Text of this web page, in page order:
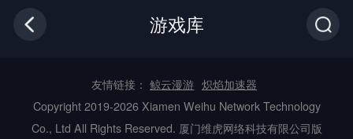
游戏库
友情链接： 鲸云漫游 炽焰加速器
Copyright 2019-2026 Xiamen Weihu Network Technology
Co., Ltd All Rights Reserved. 厦门维虎网络科技有限公司版